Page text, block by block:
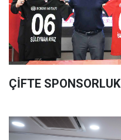
ÇİFTE SPONSORLUK